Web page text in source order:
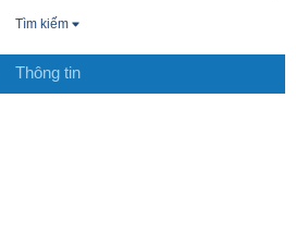
Tìm kiếm
Thông tin